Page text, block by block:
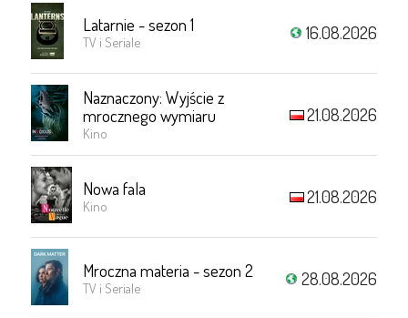
Latarnie - sezon 1
TV i Seriale 16.08.2026
Naznaczony: Wyjście z
mrocznego wymiaru
Kino
21.08.2026
Nowa fala
Kino 21.08.2026
Mroczna materia - sezon 2
TV i Seriale 28.08.2026